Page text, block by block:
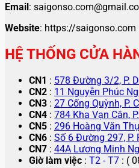
Email:
Website: https://saigonso.com
HỆ THỐNG CỬA
CN1 : 578 Đường 3/2, P.
CN2 : 11 Nguyễn Phúc
CN3 : 27 Cống Quỳnh, P.
CN4 : 784 Kha Vạn Cân,
CN5 : 296 Hoàng Văn
CN6 : Số 6 Đường 297, P.
CN7 : 44A Lương Minh
Giờ làm việc : T2 - T7 : (